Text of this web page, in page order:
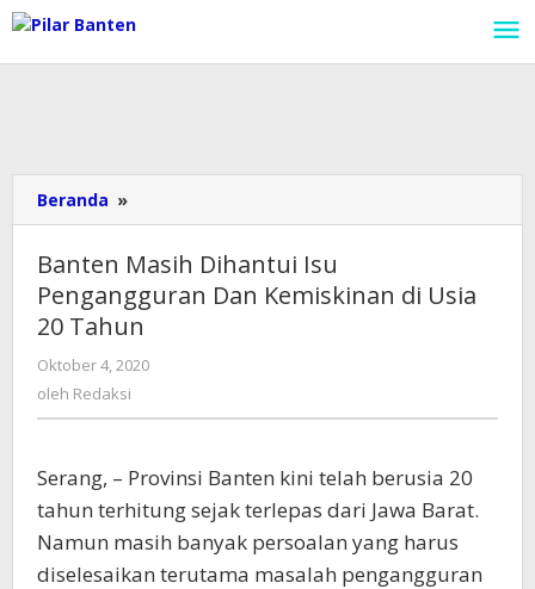
Lewati
ke
konten
Beranda »
Masih
Dihantui
Isu
Pengangguran
Dan
di
20
Banten Masih Dihantui Isu
Pengangguran Dan Kemiskinan di Usia
20 Tahun
Oktober 4, 2020
oleh Redaksi
Serang, – Provinsi Banten kini telah berusia 20
tahun terhitung sejak terlepas dari Jawa Barat.
Namun masih banyak persoalan yang harus
diselesaikan terutama masalah pengangguran